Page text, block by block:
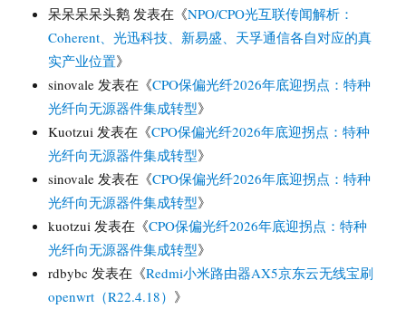
呆呆呆呆头鹅 发表在《NPO/CPO光互联传闻解析：
Coherent、光迅科技、新易盛、天孚通信各自对应的真
实产业位置》
sinovale 发表在《CPO保偏光纤2026年底迎拐点：特种
光纤向无源器件集成转型》
Kuotzui 发表在《CPO保偏光纤2026年底迎拐点：特种
光纤向无源器件集成转型》
sinovale 发表在《CPO保偏光纤2026年底迎拐点：特种
光纤向无源器件集成转型》
kuotzui 发表在《CPO保偏光纤2026年底迎拐点：特种
光纤向无源器件集成转型》
rdbybc 发表在《Redmi小米路由器AX5京东云无线宝刷
openwrt（R22.4.18） 》